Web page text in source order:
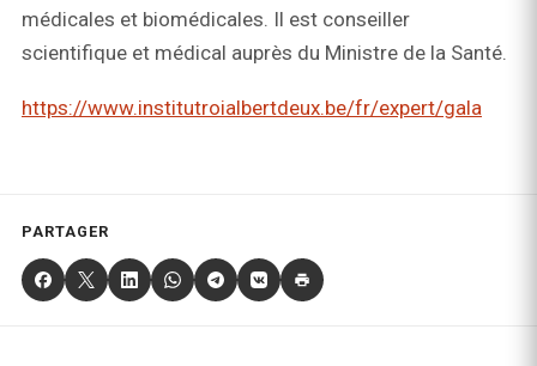
médicales et biomédicales. Il est conseiller
scientifique et médical auprès du Ministre de la Santé.
https://www.institutroialbertdeux.be/fr/expert/gala
PARTAGER